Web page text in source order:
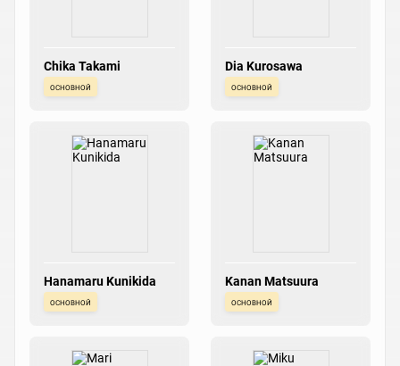
Chika Takami
основной
Dia Kurosawa
основной
Hanamaru Kunikida
основной
Kanan Matsuura
основной